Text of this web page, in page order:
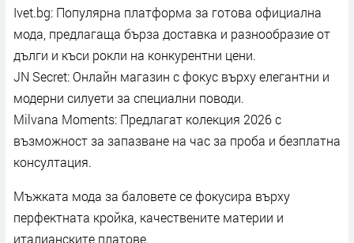
Ivet.bg: Популярна платформа за готова официална
мода, предлагаща бърза доставка и разнообразие от
дълги и къси рокли на конкурентни цени.
JN Secret: Онлайн магазин с фокус върху елегантни и
модерни силуети за специални поводи.
Milvana Moments: Предлагат колекция 2026 с
възможност за запазване на час за проба и безплатна
консултация.
Мъжката мода за баловете се фокусира върху
перфектната кройка, качествените материи и
италианските платове.